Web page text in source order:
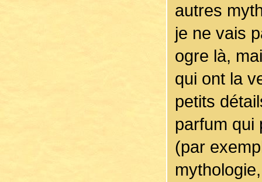
autres
je ne vais
ogre là,
qui ont la
petits
parfum qui
(par